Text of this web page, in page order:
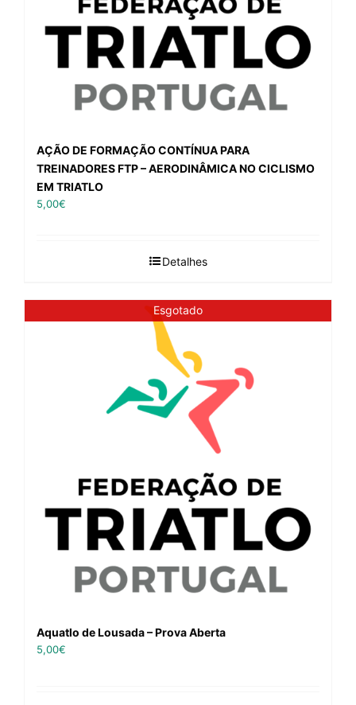
AÇÃO DE FORMAÇÃO CONTÍNUA PARA
TREINADORES FTP – AERODINÂMICA NO CICLISMO
EM TRIATLO
5,00€
Detalhes
Esgotado
Aquatlo de Lousada – Prova Aberta
5,00€